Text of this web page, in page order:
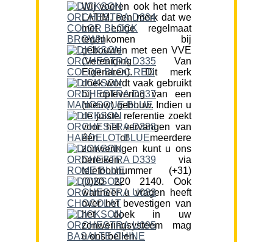
Wij voeren ook het merk
LATIM, een merk dat we
met enige regelmaat
tegenkomen bij
gebouwen met een VVE
(Vereniging Van
Eigenaren). Dit merk
doek wordt vaak gebruikt
bij oplevering van een
(nieuw) gebouw. Indien u
de juiste referentie zoekt
voor het vervangen van
één of meerdere
zonweringen kunt u ons
bereiken via
telefoonnummer (+31)
(0)20 220 2140. Ook
wanneer u vragen heeft
over het bevestigen van
het doek in uw
zonweringsysteem mag
u ons bellen.